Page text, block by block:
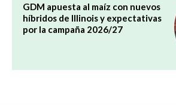
GDM apuesta al maíz con nuevos
híbridos de Illinois y expectativas
por la campaña 2026/27